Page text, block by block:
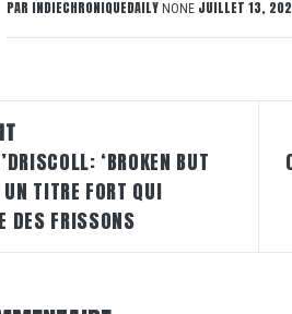
PAR INDIECHRONIQUEDAILY NONE JUILLET 13,
‘BROKEN BUT
TITRE FORT QUI
DES FRISSONS